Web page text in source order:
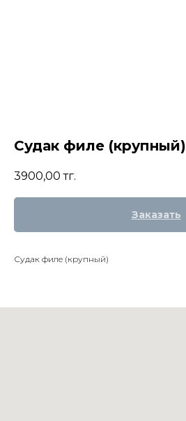
Судак филе (крупный)
3900,00 тг.
Заказать
Судак филе (крупный)